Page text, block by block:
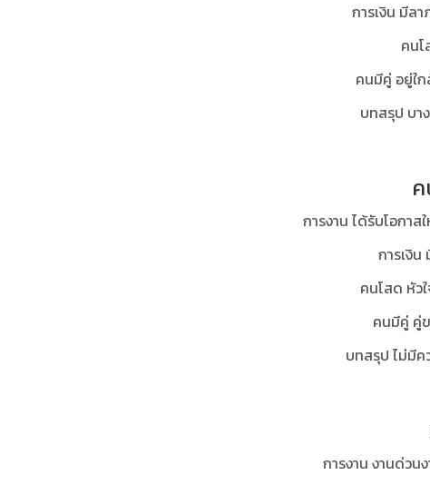
การเงิน มีล
คน
คนมีคู่ อยู่ใ
บทสรุป บา
การงาน ได้รับโอกาส
การเงิน
คนโสด หัว
คนมีคู่ คู่
บทสรุป ไม่มีค
การงาน งานด่วน